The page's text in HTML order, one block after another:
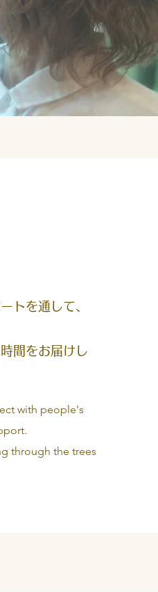
トを通して、
間をお届けし
with people's
through the trees